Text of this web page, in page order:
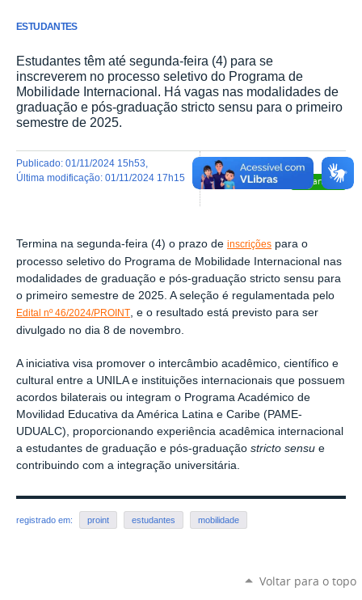
ESTUDANTES
Estudantes têm até segunda-feira (4) para se
inscreverem no processo seletivo do Programa de
Mobilidade Internacional. Há vagas nas modalidades de
graduação e pós-graduação stricto sensu para o primeiro
semestre de 2025.
Compartilhar
publicado: 01/11/2024 15h53
última modificação: 01/11/2024 17h15
Termina na segunda-feira (4) o prazo de inscrições para o
processo seletivo do Programa de Mobilidade Internacional nas
modalidades de graduação e pós-graduação stricto sensu para
o primeiro semestre de 2025. A seleção é regulamentada pelo
Edital nº 46/2024/PROINT , e o resultado está previsto para ser
divulgado no dia 8 de novembro.
A iniciativa visa promover o intercâmbio acadêmico, científico e
cultural entre a UNILA e instituições internacionais que possuem
acordos bilaterais ou integram o Programa Académico de
Movilidad Educativa da América Latina e Caribe (PAME-
UDUALC), proporcionando experiência acadêmica internacional
a estudantes de graduação e pós-graduação stricto sensu e
contribuindo com a integração universitária.
registrado em: proint estudantes mobilidade
Voltar para o topo